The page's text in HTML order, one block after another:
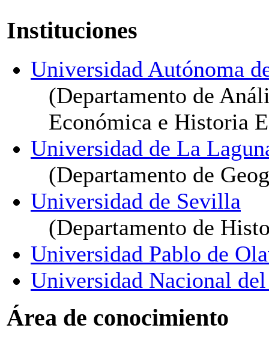
Instituciones
Universidad Autónoma
(Departamento de
Económica e Historia
Universidad de La
(Departamento de
Universidad de Sevilla
(Departamento de
Universidad Pablo de
Universidad Nacional
Área de conocimiento